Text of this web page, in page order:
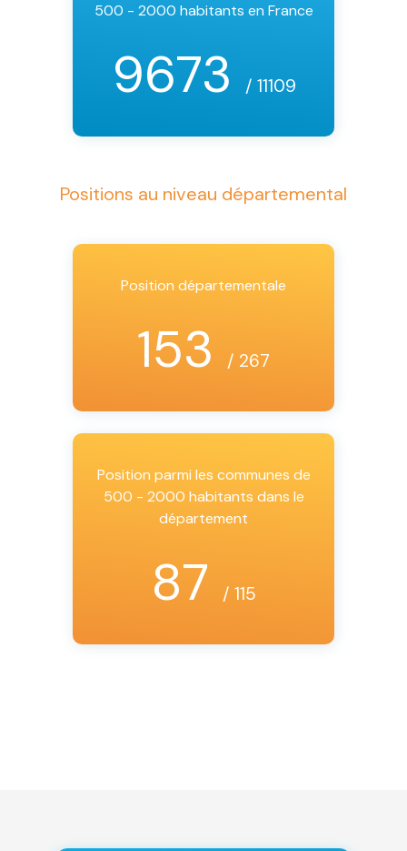
500 - 2000 habitants en France
9673 / 11109
Positions au niveau départemental
Position départementale
153 / 267
Position parmi les communes de
500 - 2000 habitants dans le
département
87 / 115